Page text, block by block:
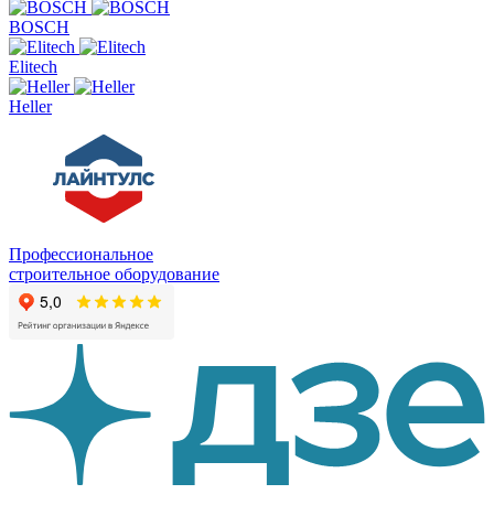
BOSCH
Elitech
Heller
Профессиональное
строительное оборудование